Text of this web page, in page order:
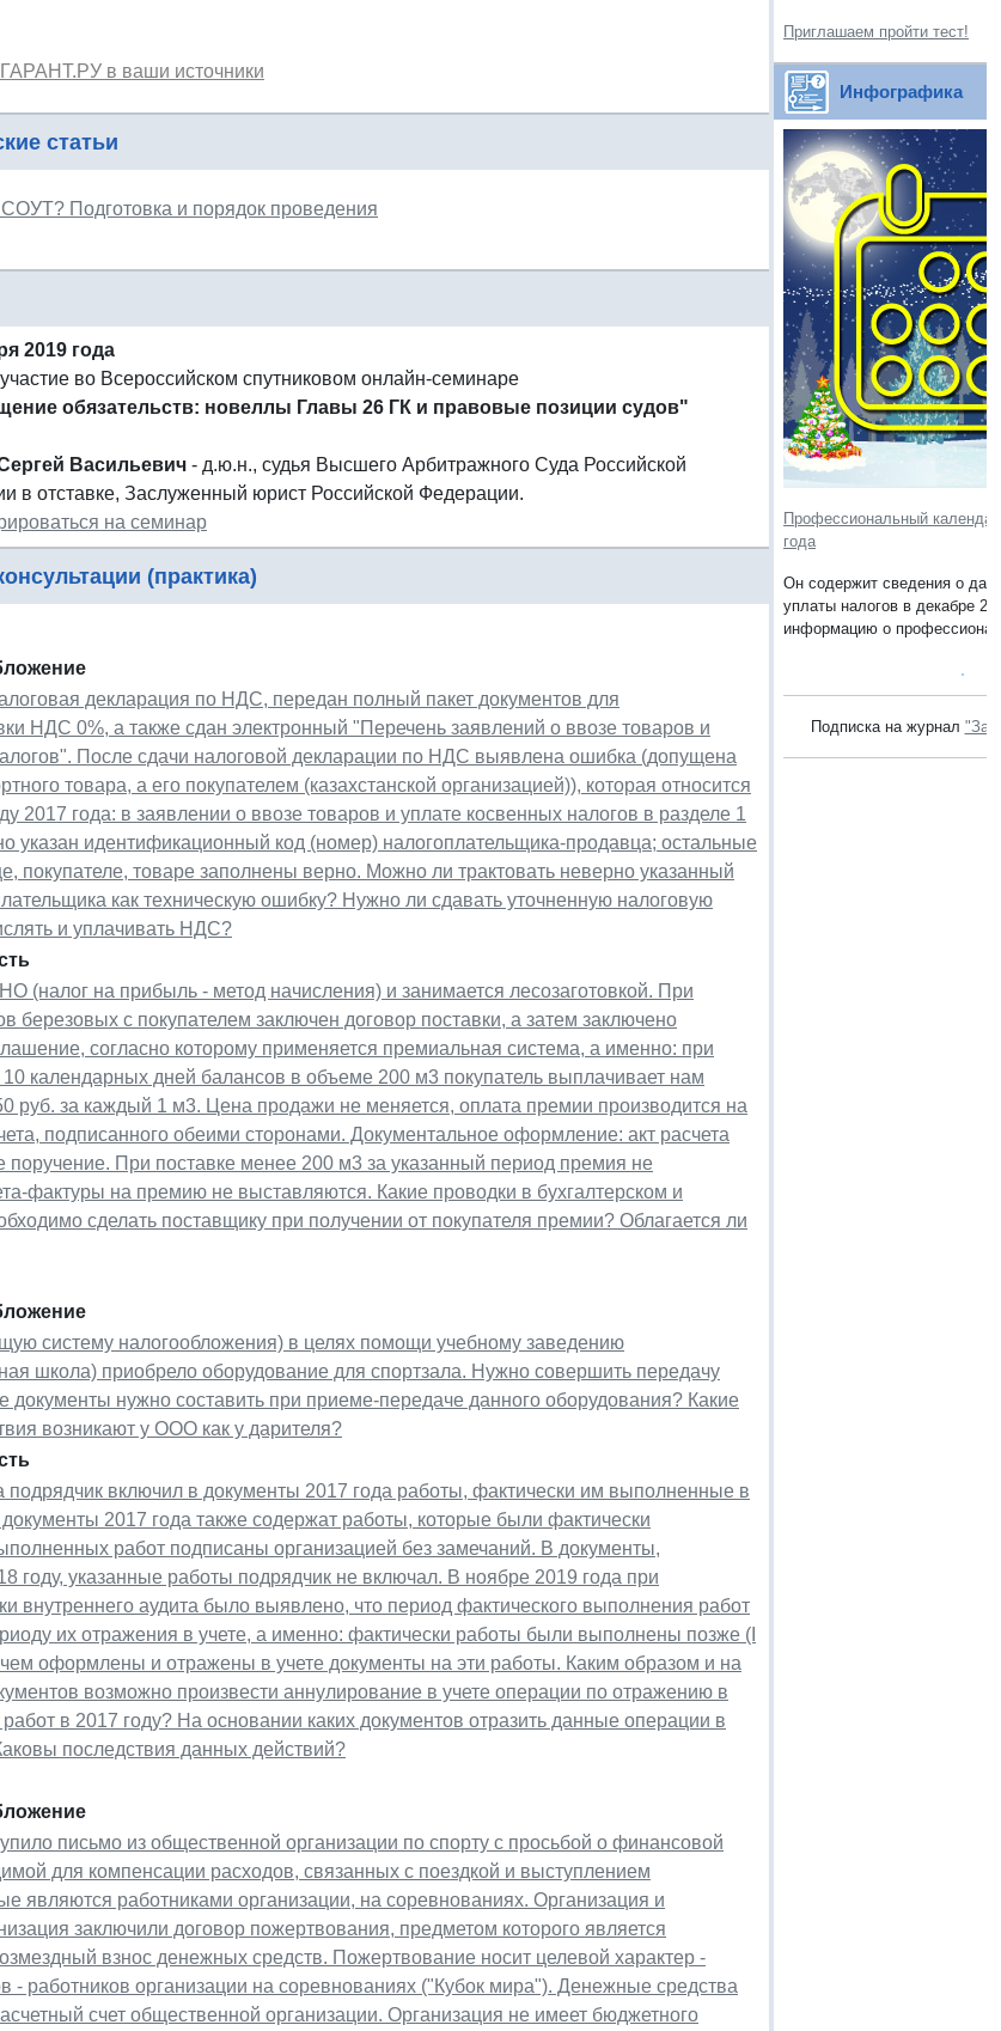
в ваши источники
статьи
СОУТ? Подготовка и порядок проведения
2019 года
во Всероссийском спутниковом онлайн-семинаре
обязательств: новеллы Главы 26 ГК и правовые позиции судов"
Васильевич - д.ю.н., судья Высшего Арбитражного Суда Российской
в отставке, Заслуженный юрист Российской Федерации.
на семинар
(практика)
декларация по НДС, передан полный пакет документов для
НДС 0%, а также сдан электронный "Перечень заявлений о ввозе товаров и
После сдачи налоговой декларации по НДС выявлена ошибка (допущена
товара, а его покупателем (казахстанской организацией)), которая относится
2017 года: в заявлении о ввозе товаров и уплате косвенных налогов в разделе 1
указан идентификационный код (номер) налогоплательщика-продавца; остальные
покупателе, товаре заполнены верно. Можно ли трактовать неверно указанный
как техническую ошибку? Нужно ли сдавать уточненную налоговую
и уплачивать НДС?
(налог на прибыль - метод начисления) и занимается лесозаготовкой. При
березовых с покупателем заключен договор поставки, а затем заключено
согласно которому применяется премиальная система, а именно: при
календарных дней балансов в объеме 200 м3 покупатель выплачивает нам
руб. за каждый 1 м3. Цена продажи не меняется, оплата премии производится на
подписанного обеими сторонами. Документальное оформление: акт расчета
поручение. При поставке менее 200 м3 за указанный период премия не
фактуры на премию не выставляются. Какие проводки в бухгалтерском и
сделать поставщику при получении от покупателя премии? Облагается ли
систему налогообложения) в целях помощи учебному заведению
школа) приобрело оборудование для спортзала. Нужно совершить передачу
документы нужно составить при приеме-передаче данного оборудования? Какие
возникают у ООО как у дарителя?
подрядчик включил в документы 2017 года работы, фактически им выполненные в
2017 года также содержат работы, которые были фактически
работ подписаны организацией без замечаний. В документы,
году, указанные работы подрядчик не включал. В ноябре 2019 года при
внутреннего аудита было выявлено, что период фактического выполнения работ
их отражения в учете, а именно: фактически работы были выполнены позже (I
чем оформлены и отражены в учете документы на эти работы. Каким образом и на
возможно произвести аннулирование в учете операции по отражению в
в 2017 году? На основании каких документов отразить данные операции в
последствия данных действий?
письмо из общественной организации по спорту с просьбой о финансовой
для компенсации расходов, связанных с поездкой и выступлением
являются работниками организации, на соревнованиях. Организация и
заключили договор пожертвования, предметом которого является
взнос денежных средств. Пожертвование носит целевой характер -
- работников организации на соревнованиях ("Кубок мира"). Денежные средства
счет общественной организации. Организация не имеет бюджетного
Приглашаем пройти тест!
Инфографика
Профессиональный
года
Он содержит сведения о
уплаты налогов в декабре
информацию о
Подписка на журнал